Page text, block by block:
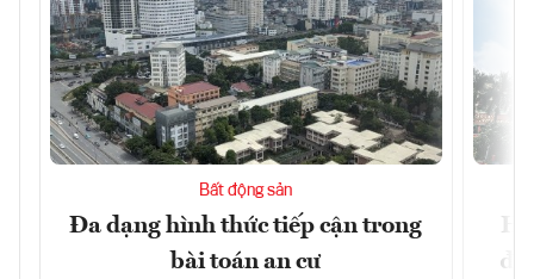
Bất động sản
Đa dạng hình thức tiếp cận trong
bài toán an cư